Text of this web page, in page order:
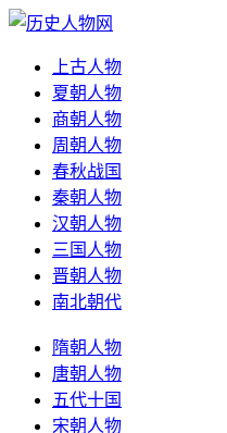
上古人物
夏朝人物
商朝人物
周朝人物
春秋战国
秦朝人物
汉朝人物
三国人物
晋朝人物
南北朝代
隋朝人物
唐朝人物
五代十国
宋朝人物